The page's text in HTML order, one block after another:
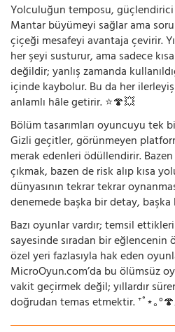
Yolculuğun temposu,
Mantar büyümeyi sağlar ama
çiçeği mesafeyi avantaja çevirir.
her şeyi susturur, ama sadece
değildir; yanlış zamanda
içinde kaybolur. Bu da her
anlamlı hâle getirir. ⭐🍄💥
Bölüm tasarımları oyuncuyu tek
Gizli geçitler, görünmeyen
merak edenleri ödüllendirir.
çıkmak, bazen de risk alıp kısa
dünyasının tekrar tekrar
denemede başka bir detay,
Bazı oyunlar vardır; temsil
sayesinde sıradan bir eğlencenin
özel yeri fazlasıyla hak eden
MicroOyun.com’da bu ölümsüz
vakit geçirmek değil; yıllardır
doğrudan temas etmektir. ⁺˚⋆｡